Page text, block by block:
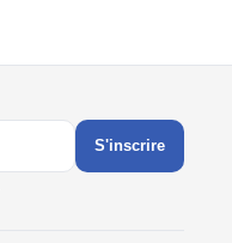
S'inscrire